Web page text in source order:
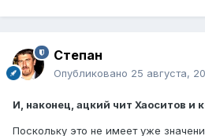
Степан
Опубликовано 25 августа,
И, наконец, ацкий чит Хаоситов и
Поскольку это не имеет уже